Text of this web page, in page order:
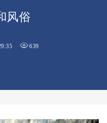
风俗
639